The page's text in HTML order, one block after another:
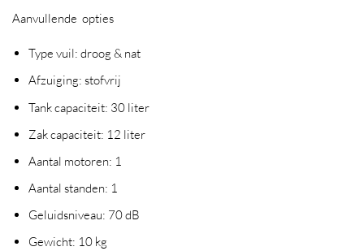
Aanvullende opties
Type vuil: droog & nat
Afzuiging: stofvrij
Tank capaciteit: 30 liter
Zak capaciteit: 12 liter
Aantal motoren: 1
Aantal standen: 1
Geluidsniveau: 70 dB
Gewicht: 10 kg